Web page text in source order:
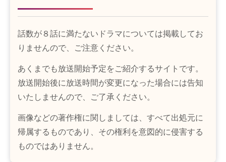
話数が８話に満たないドラマについては掲載してお
りませんので、ご注意ください。
あくまでも放送開始予定をご紹介するサイトです。
放送開始後に放送時間が変更になった場合には告知
いたしませんので、ご了承ください。
画像などの著作権に関しましては、すべて出処元に
帰属するものであり、その権利を意図的に侵害する
ものではありません。